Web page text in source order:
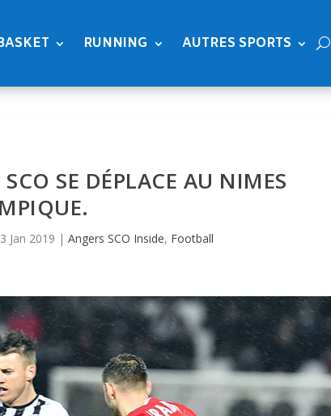
RUNNING AUTRES SPORTS
SE DÉPLACE AU NIMES
Jan 2019 |Angers SCO Inside, Football